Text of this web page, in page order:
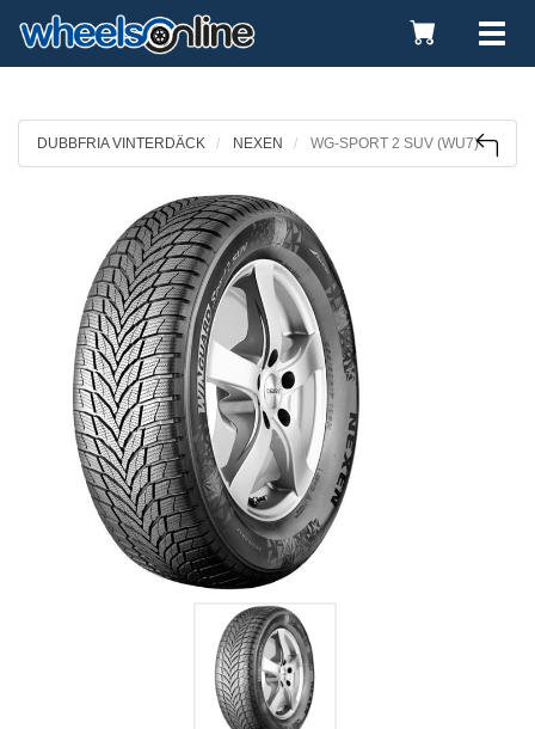
Toggle
Cart
DUBBFRIA VINTERDÄCK NEXEN WG-SPORT 2 SUV (WU7)